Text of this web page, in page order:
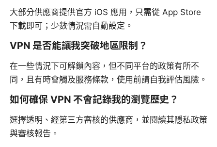
大部分供應商提供官方 iOS 應用，只需從 App Store
下載即可；少數情況需自動設定。
VPN 是否能讓我突破地區限制？
在一些情況下可解鎖內容，但不同平台的政策有所不
同，且有時會觸及服務條款，使用前請自我評估風險。
如何確保 VPN 不會記錄我的瀏覽歷史？
選擇透明、經第三方審核的供應商，並閱讀其隱私政策
與審核報告。